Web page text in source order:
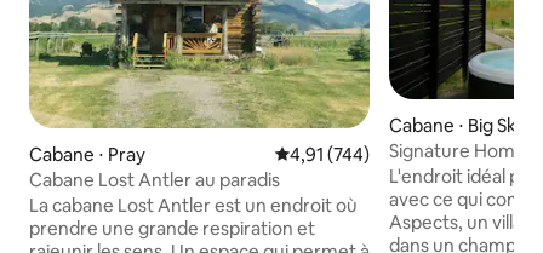
Cabane ⋅ Pray Évaluation moyenne sur la
4,91 (744)
Cabane Lost Antler au paradis
La cabane Lost Antler est un endroit où
prendre une grande respiration et
Cabane ⋅ Big Sky
Signature Home
jacuzzi, sauna et
L'endroit idéal
avec ce qui
Aspects, un
dans un champ